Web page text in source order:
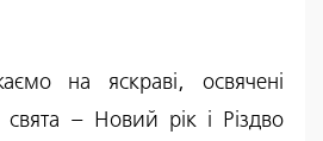
на яскраві, освячені
– Новий рік і Різдво